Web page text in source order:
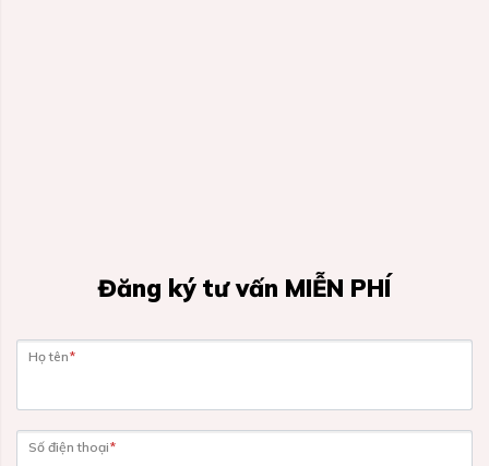
Đăng ký tư vấn MIỄN PHÍ
Họ tên*
Số điện thoại*